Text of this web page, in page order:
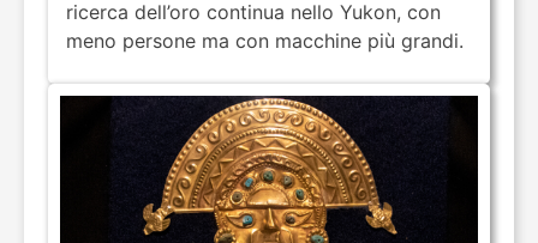
ricerca dell’oro continua nello Yukon, con
meno persone ma con macchine più grandi.